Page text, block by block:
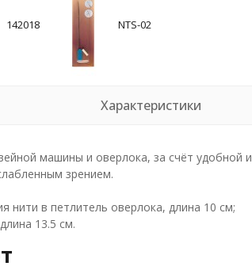
142018 NTS-02
Характеристики
машины и оверлока, за счёт удобной и
зрением.
нити в петлитель оверлока, длина 10 см;
13.5 см.